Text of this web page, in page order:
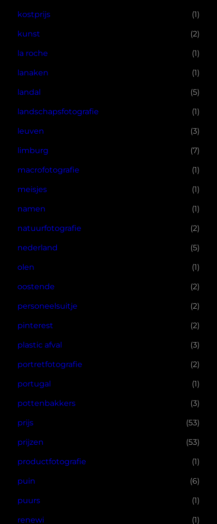
kostprijs (1)
kunst (2)
la roche (1)
lanaken (1)
landal (5)
landschapsfotografie (1)
leuven (3)
limburg (7)
macrofotografie (1)
meisjes (1)
namen (1)
natuurfotografie (2)
nederland (5)
olen (1)
oostende (2)
personeelsuitje (2)
pinterest (2)
plastic afval (3)
portretfotografie (2)
portugal (1)
pottenbakkers (3)
prijs (53)
prijzen (53)
productfotografie (1)
puin (6)
puurs (1)
renewi (1)